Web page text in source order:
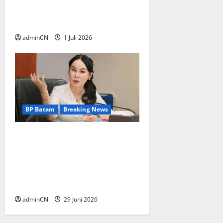
adminCN 1 Juli 2026
BP Batam Breaking News
adminCN 29 Juni 2026